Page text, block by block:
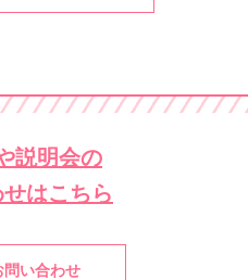
説明会の
はこちら
問い合わせ